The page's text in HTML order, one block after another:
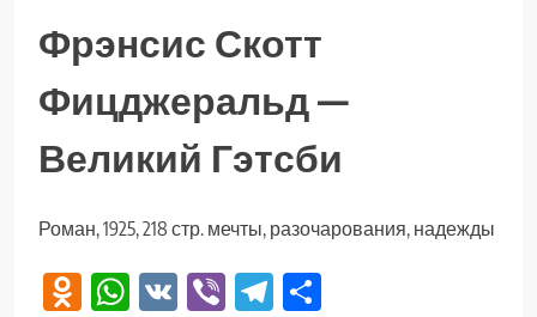
Фрэнсис Скотт
Фицджеральд —
Великий Гэтсби
Роман, 1925, 218 стр. мечты, разочарования, надежды
Odnoklassniki
WhatsApp
VK ViberTelegram